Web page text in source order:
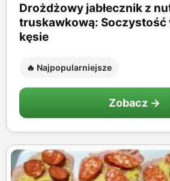
Drożdżowy jabłecznik z
truskawkową: Soczystość
kęsie
🔥 Najpopularniejsze
Zobacz →